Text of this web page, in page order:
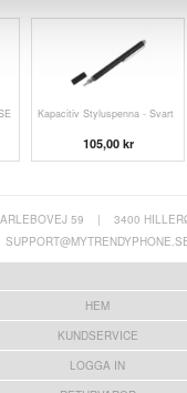
Kapacitiv Styluspenna - Svart
105,00 kr
59 | 3400
HEM
KUNDSERVICE
LOGGA IN